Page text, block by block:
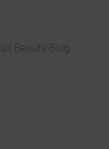
Beauty Blog